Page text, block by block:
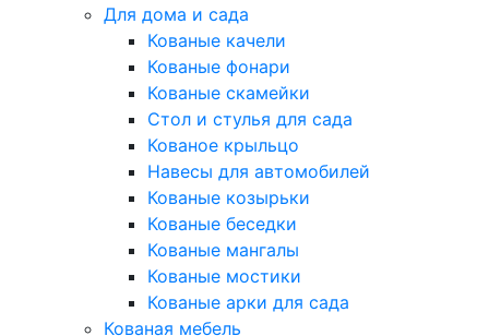
Для дома и сада
Кованые качели
Кованые фонари
Кованые скамейки
Стол и стулья для сада
Кованое крыльцо
Навесы для автомобилей
Кованые козырьки
Кованые беседки
Кованые мангалы
Кованые мостики
Кованые арки для сада
Кованая мебель